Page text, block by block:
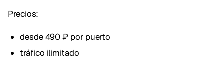
Precios:
desde 490 ₽ por puerto
tráfico ilimitado